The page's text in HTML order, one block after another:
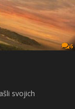
6
svojich